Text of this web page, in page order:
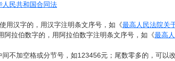
人民共和国合同法
用汉字的，用汉字注明条文序号，如《最高人民法院关
拉伯数字的，用阿拉伯数字注明条文序号，如《最高
不加空格或分节号，如123456元；尾数零多的，可以